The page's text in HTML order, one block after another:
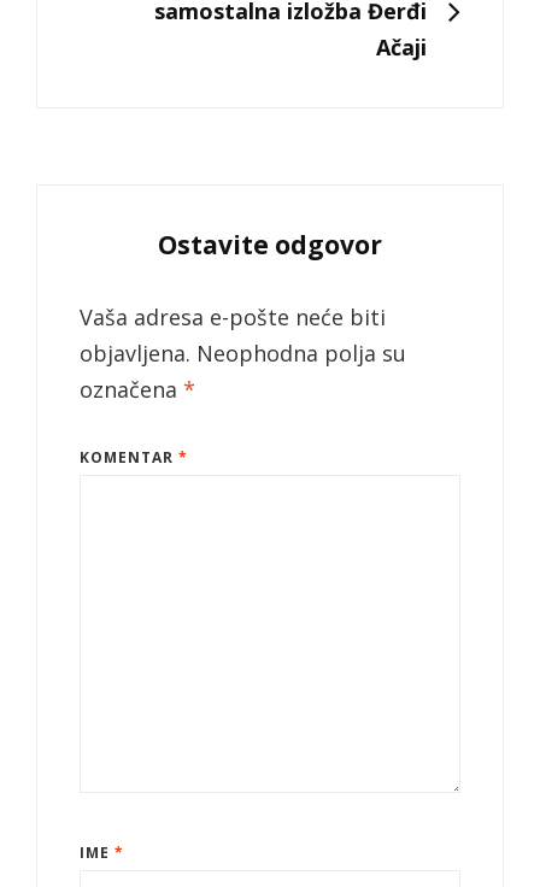
samostalna izložba Đerđi
Ačaji
Ostavite odgovor
Vaša adresa e-pošte neće biti
objavljena. Neophodna polja su
označena *
KOMENTAR *
IME *